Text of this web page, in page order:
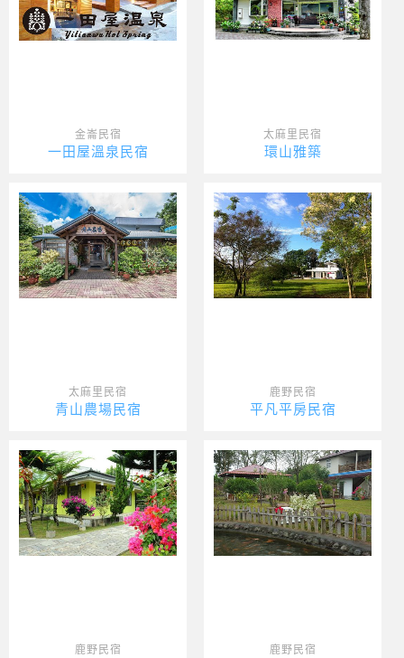
金崙民宿
一田屋溫泉民宿
太麻里民宿
環山雅築
太麻里民宿
青山農場民宿
鹿野民宿
平凡平房民宿
鹿野民宿 鹿野民宿